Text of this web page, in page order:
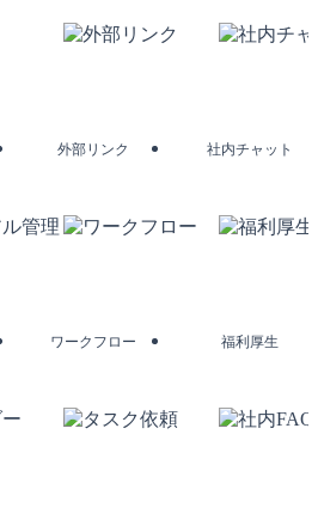
外部リンク 社内チャット
ワークフロー 福利厚生